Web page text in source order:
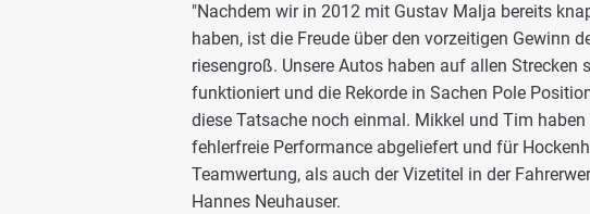
"Nachdem wir in 2012 mit Gustav Malja bereits
haben, ist die Freude über den vorzeitigen Gewinn
riesengroß. Unsere Autos haben auf allen Strecken
funktioniert und die Rekorde in Sachen Pole
diese Tatsache noch einmal. Mikkel und Tim
fehlerfreie Performance abgeliefert und für
Teamwertung, als auch der Vizetitel in der
Hannes Neuhauser.